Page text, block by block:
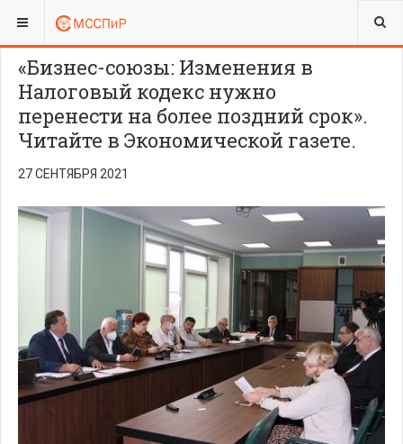
ВЫ ЗДЕСЬ:
«Бизнес-союзы: Изменения в
Налоговый кодекс нужно
перенести на более поздний срок».
Читайте в Экономической газете.
27 СЕНТЯБРЯ 2021